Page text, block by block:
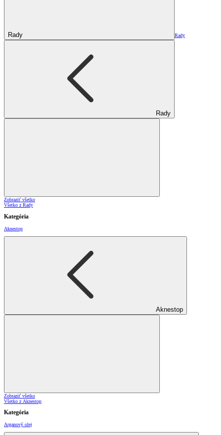
Rady Rady
Rady
Zobraziť všetko
Všetko z Rady
Kategória
Aknestop
Aknestop
Zobraziť všetko
Všetko z Aknestop
Kategória
Arganový olej